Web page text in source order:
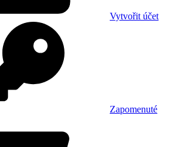
Vytvořit účet
Zapomenuté